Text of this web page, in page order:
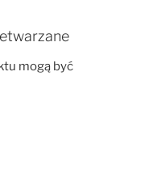
mogą być